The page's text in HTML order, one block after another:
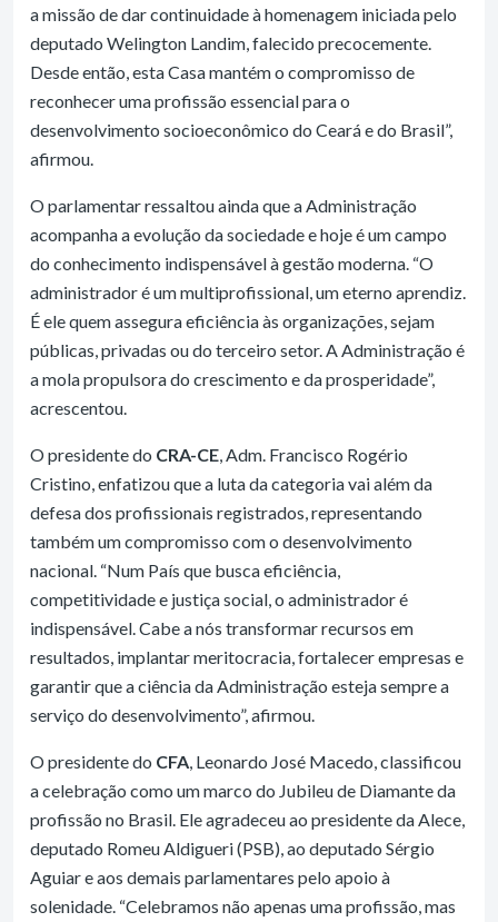
a missão de dar continuidade à homenagem iniciada pelo
deputado Welington Landim, falecido precocemente.
Desde então, esta Casa mantém o compromisso de
reconhecer uma profissão essencial para o
desenvolvimento socioeconômico do Ceará e do Brasil”,
afirmou.
O parlamentar ressaltou ainda que a Administração
acompanha a evolução da sociedade e hoje é um campo
do conhecimento indispensável à gestão moderna. “O
administrador é um multiprofissional, um eterno aprendiz.
É ele quem assegura eficiência às organizações, sejam
públicas, privadas ou do terceiro setor. A Administração é
a mola propulsora do crescimento e da prosperidade”,
acrescentou.
O presidente do CRA-CE , Adm. Francisco Rogério
Cristino, enfatizou que a luta da categoria vai além da
defesa dos profissionais registrados, representando
também um compromisso com o desenvolvimento
nacional. “Num País que busca eficiência,
competitividade e justiça social, o administrador é
indispensável. Cabe a nós transformar recursos em
resultados, implantar meritocracia, fortalecer empresas e
garantir que a ciência da Administração esteja sempre a
serviço do desenvolvimento”, afirmou.
O presidente do CFA , Leonardo José Macedo, classificou
a celebração como um marco do Jubileu de Diamante da
profissão no Brasil. Ele agradeceu ao presidente da Alece,
deputado Romeu Aldigueri (PSB), ao deputado Sérgio
Aguiar e aos demais parlamentares pelo apoio à
solenidade. “Celebramos não apenas uma profissão, mas